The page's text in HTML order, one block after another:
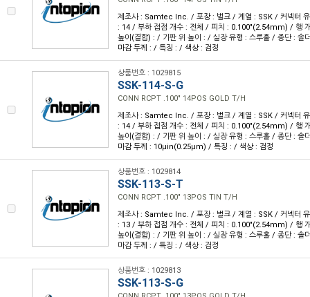
제조사 : Samtec Inc. / 포장 : 벌크 / 계열 : SSK / 커넥터
: 14 / 부하 접점 개수 : 전체 / 피치 : 0.100"(2.54mm) / 행
높이(결합) : / 기판 위 높이 : / 실장 유형 : 스루홀 / 종단 : 솔
마감 두께 : / 특징 : / 색상 : 검정
상품번호 : 1029815
SSK-114-S-G
CONN RCPT .100" 14POS GOLD T/H
제조사 : Samtec Inc. / 포장 : 벌크 / 계열 : SSK / 커넥터
: 14 / 부하 접점 개수 : 전체 / 피치 : 0.100"(2.54mm) / 행
높이(결합) : / 기판 위 높이 : / 실장 유형 : 스루홀 / 종단 : 솔
마감 두께 : 10µin(0.25µm) / 특징 : / 색상 : 검정
상품번호 : 1029814
SSK-113-S-T
CONN RCPT .100" 13POS TIN T/H
제조사 : Samtec Inc. / 포장 : 벌크 / 계열 : SSK / 커넥터
: 13 / 부하 접점 개수 : 전체 / 피치 : 0.100"(2.54mm) / 행
높이(결합) : / 기판 위 높이 : / 실장 유형 : 스루홀 / 종단 : 솔
마감 두께 : / 특징 : / 색상 : 검정
상품번호 : 1029813
SSK-113-S-G